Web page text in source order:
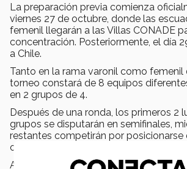
La preparación previa comienza
viernes 27 de octubre, donde las
femenil llegarán a las Villas CONADE
concentración. Posteriormente, el día
a Chile.
Tanto en la rama varonil como femenil
torneo constará de 8 equipos
en 2 grupos de 4.
Después de una ronda, los primeros 2
grupos se disputarán en semifinales,
restantes competirán por posicionarse
octavo lugar.
Ambas ramas debutarán el viernes 3